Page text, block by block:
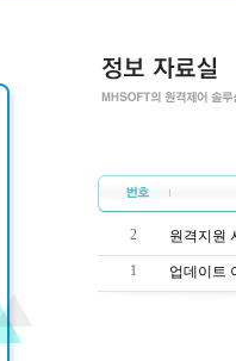
2 원격지원
1 업데이트